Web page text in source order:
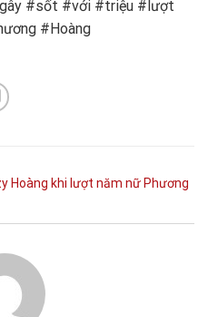
#sốt #với #triệu #lượt
#Hoàng
Hoàng khi lượt năm nữ Phương